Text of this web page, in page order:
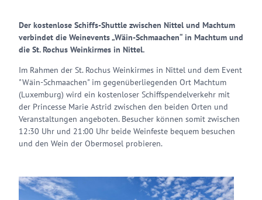
Der kostenlose Schiffs-Shuttle zwischen Nittel und Machtum
verbindet die Weinevents „Wäin-Schmaachen“ in Machtum und
die St. Rochus Weinkirmes in Nittel.
Im Rahmen der St. Rochus Weinkirmes in Nittel und dem Event
"Wäin-Schmaachen" im gegenüberliegenden Ort Machtum
(Luxemburg) wird ein kostenloser Schiffspendelverkehr mit
der Princesse Marie Astrid zwischen den beiden Orten und
Veranstaltungen angeboten. Besucher können somit zwischen
12:30 Uhr und 21:00 Uhr beide Weinfeste bequem besuchen
und den Wein der Obermosel probieren.